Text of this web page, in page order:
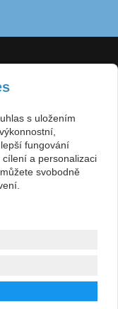
s uložením
fungování
a personalizaci
svobodně